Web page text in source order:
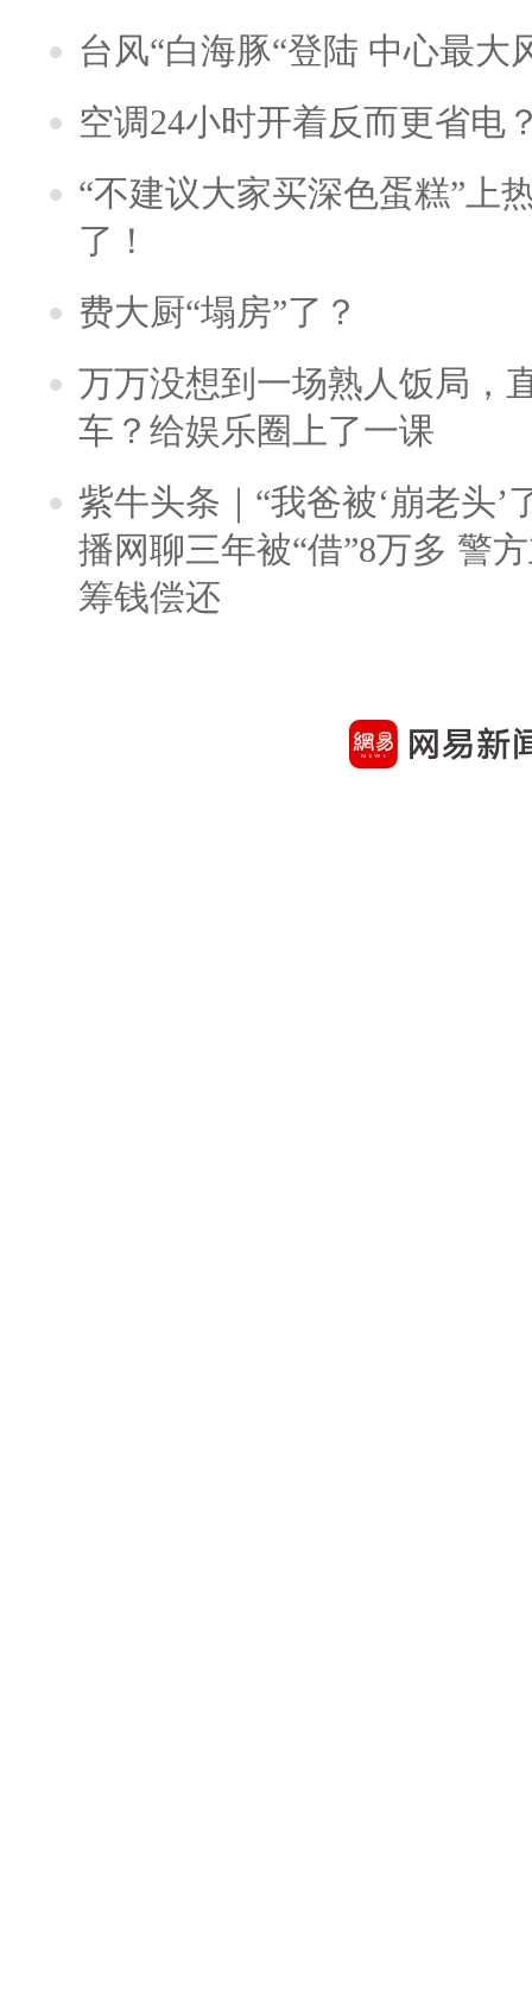
台风“白海豚“登陆 中心最大
空调24小时开着反而更省电
“不建议大家买深色蛋糕”上
了！
费大厨“塌房”了？
万万没想到一场熟人饭局，
车？给娱乐圈上了一课
紫牛头条｜“我爸被‘崩老头’
播网聊三年被“借”8万多 警
筹钱偿还